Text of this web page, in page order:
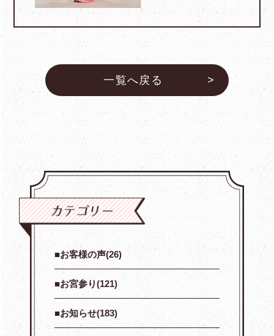
お客様の声(26)
お宮参り(121)
お知らせ(183)
一覧へ戻る